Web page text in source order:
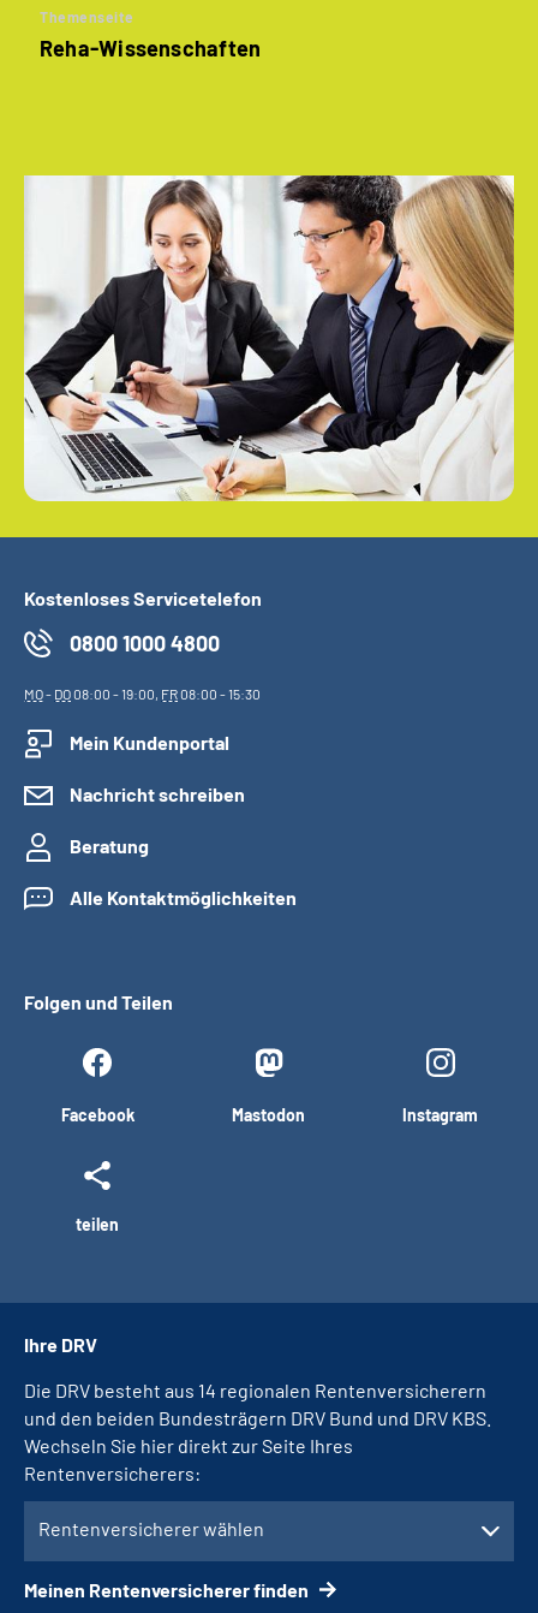
Themenseite
Reha-Wissenschaften
Kostenloses Servicetelefon
0800 1000 4800
MO- DO08:00 - 19:00, FR08:00 - 15:30
Mein Kundenportal
Nachricht schreiben
Beratung
Alle Kontaktmöglichkeiten
Folgen und Teilen
Facebook Mastodon Instagram
teilen
Ihre DRV
Die DRV besteht aus 14 regionalen Rentenversicherern
und den beiden Bundesträgern DRV Bund und DRV KBS.
Wechseln Sie hier direkt zur Seite Ihres
Rentenversicherers:
Rentenversicherer wählen
Meinen Rentenversicherer finden